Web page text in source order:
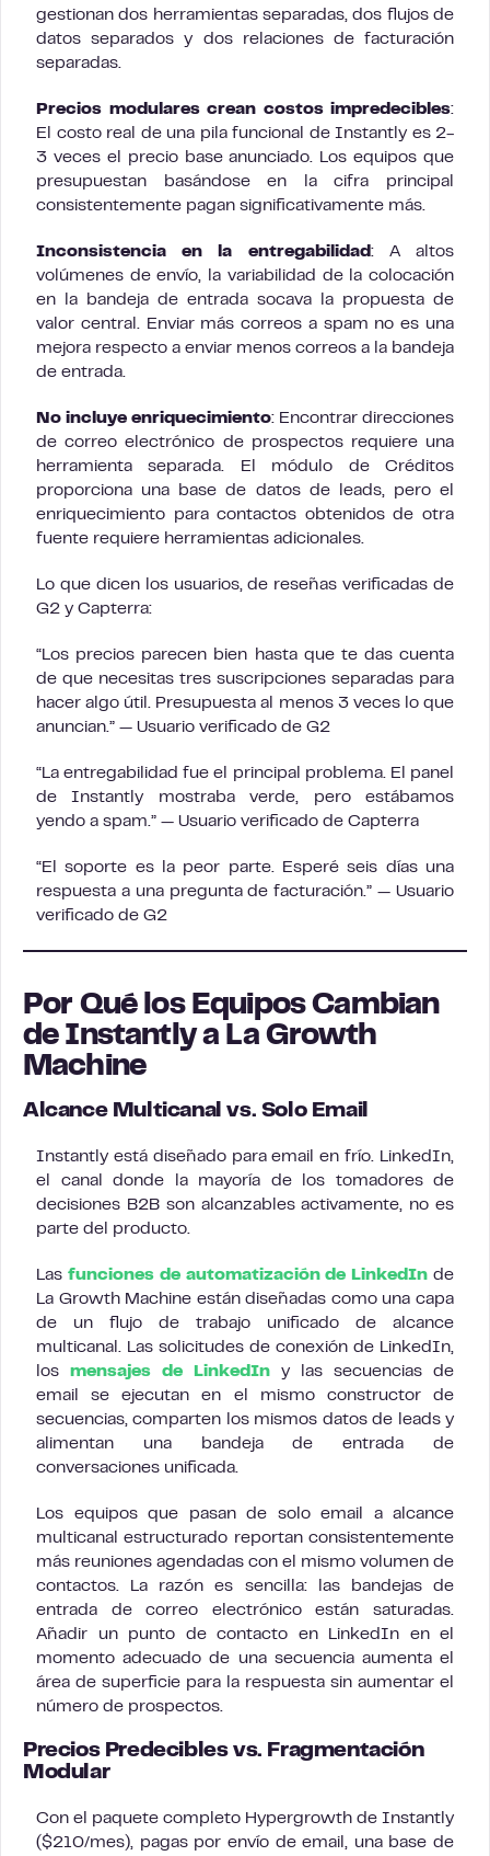
gestionan dos herramientas separadas, dos flujos de
datos separados y dos relaciones de facturación
separadas.
Precios modulares crean costos impredecibles:
El costo real de una pila funcional de Instantly es 2-
3 veces el precio base anunciado. Los equipos que
presupuestan basándose en la cifra principal
consistentemente pagan significativamente más.
Inconsistencia en la entregabilidad : A altos
volúmenes de envío, la variabilidad de la colocación
en la bandeja de entrada socava la propuesta de
valor central. Enviar más correos a spam no es una
mejora respecto a enviar menos correos a la bandeja
de entrada.
No incluye enriquecimiento: Encontrar direcciones
de correo electrónico de prospectos requiere una
herramienta separada. El módulo de Créditos
proporciona una base de datos de leads, pero el
enriquecimiento para contactos obtenidos de otra
fuente requiere herramientas adicionales.
Lo que dicen los usuarios, de reseñas verificadas de
G2 y Capterra:
“Los precios parecen bien hasta que te das cuenta
de que necesitas tres suscripciones separadas para
hacer algo útil. Presupuesta al menos 3 veces lo que
anuncian.” — Usuario verificado de G2
“La entregabilidad fue el principal problema. El panel
de Instantly mostraba verde, pero estábamos
yendo a spam.” — Usuario verificado de Capterra
“El soporte es la peor parte. Esperé seis días una
respuesta a una pregunta de facturación.” — Usuario
verificado de G2
Por Qué los Equipos Cambian
de Instantly a La Growth
Machine
Alcance Multicanal vs. Solo Email
Instantly está diseñado para email en frío. LinkedIn,
el canal donde la mayoría de los tomadores de
decisiones B2B son alcanzables activamente, no es
parte del producto.
Las funciones de automatización de LinkedIn de
La Growth Machine están diseñadas como una capa
de un flujo de trabajo unificado de alcance
multicanal. Las solicitudes de conexión de LinkedIn,
los mensajes de LinkedIn y las secuencias de
email se ejecutan en el mismo constructor de
secuencias, comparten los mismos datos de leads y
alimentan una bandeja de entrada de
conversaciones unificada.
Los equipos que pasan de solo email a alcance
multicanal estructurado reportan consistentemente
más reuniones agendadas con el mismo volumen de
contactos. La razón es sencilla: las bandejas de
entrada de correo electrónico están saturadas.
Añadir un punto de contacto en LinkedIn en el
momento adecuado de una secuencia aumenta el
área de superficie para la respuesta sin aumentar el
número de prospectos.
Precios Predecibles vs. Fragmentación
Modular
Con el paquete completo Hypergrowth de Instantly
($210/mes), pagas por envío de email, una base de